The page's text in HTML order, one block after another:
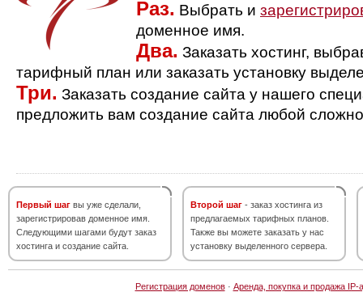
Раз. Выбрать и
доменное имя.
Два. Заказать хостинг,
тарифный план или заказать установку
Три. Заказать создание сайта у нашего
предложить вам создание сайта любой
Первый шаг вы уже сделали,
зарегистрировав доменное имя.
Следующими шагами будут заказ
хостинга и создание сайта.
Второй шаг - заказ хостинга из
предлагаемых тарифных планов.
Также вы можете заказать у нас
установку выделенного сервера.
Регистрация доменов· Аренда, покупка и продажа IP-